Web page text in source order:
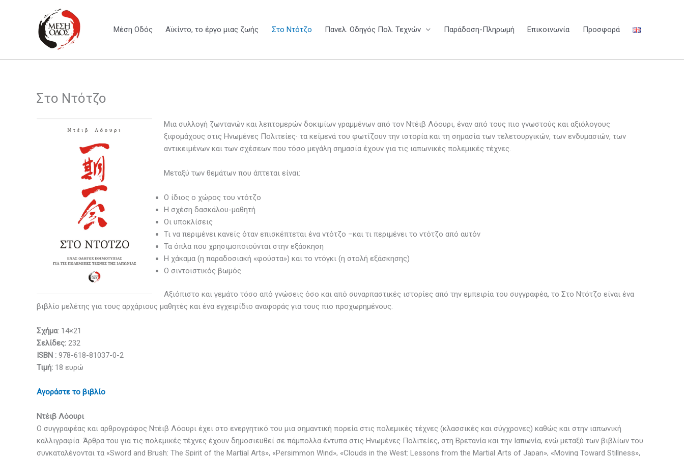
περιεχόμενο
Μέση Οδός Αϊκίντο, το έργο μιας ζωής Στο Ντότζο Πανελ. Οδηγός Πολ. Τεχνών Παράδοση-Πληρωμή Επικοινωνία Προσφορά
Στο Ντότζο
Μια συλλογή ζωντανών και λεπτομερών δοκιμίων γραμμένων από τον Ντέιβ Λόουρι, έναν από τους πιο γνωστούς και αξιόλογους
ξιφομάχους στις Ηνωμένες Πολιτείες∙ τα κείμενά του φωτίζουν την ιστορία και τη σημασία των τελετουργικών, των ενδυμασιών, των
αντικειμένων και των σχέσεων που τόσο μεγάλη σημασία έχουν για τις ιαπωνικές πολεμικές τέχνες.
Μεταξύ των θεμάτων που άπτεται είναι:
Ο ίδιος ο χώρος του ντότζο
Η σχέση δασκάλου-μαθητή
Οι υποκλίσεις
Τι να περιμένει κανείς όταν επισκέπτεται ένα ντότζο –και τι περιμένει το ντότζο από αυτόν
Τα όπλα που χρησιμοποιούνται στην εξάσκηση
Η χάκαμα (η παραδοσιακή «φούστα») και το ντόγκι (η στολή εξάσκησης)
Ο σιντοϊστικός βωμός
Αξιόπιστο και γεμάτο τόσο από γνώσεις όσο και από συναρπαστικές ιστορίες από την εμπειρία του συγγραφέα, το Στο Ντότζο είναι ένα
βιβλίο μελέτης για τους αρχάριους μαθητές και ένα εγχειρίδιο αναφοράς για τους πιο προχωρημένους.
Σχήμα: 14×21
Σελίδες: 232
ISBN : 978-618-81037-0-2
Τιμή: 18 ευρώ
Aγοράστε το βιβλίο
Ντέιβ Λόουρι
Ο συγγραφέας και αρθρογράφος Ντέιβ Λόουρι έχει στο ενεργητικό του μια σημαντική πορεία στις πολεμικές τέχνες (κλασσικές και σύγχρονες) καθώς και στην ιαπωνική
καλλιγραφία. Άρθρα του για τις πολεμικές τέχνες έχουν δημοσιευθεί σε πάμπολλα έντυπα στις Ηνωμένες Πολιτείες, στη Βρετανία και την Ιαπωνία, ενώ μεταξύ των βιβλίων του
συγκαταλέγονται τα «Sword and Brush: The Spirit of the Martial Arts», «Persimmon Wind», «Clouds in the West: Lessons from the Martial Arts of Japan», «Moving Toward Stillness»,